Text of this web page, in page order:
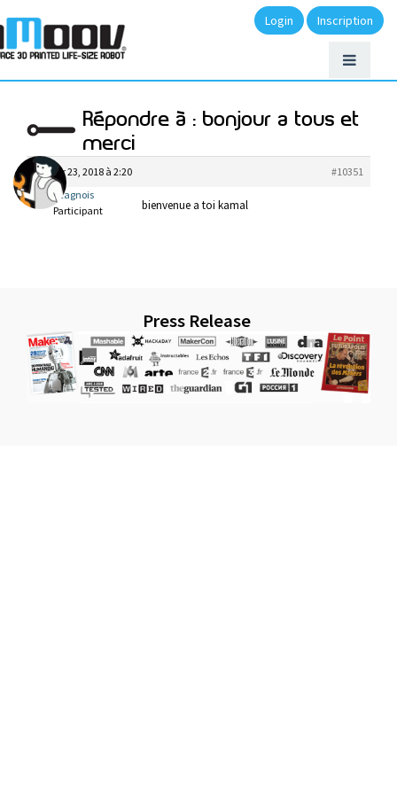
Login Inscription
Répondre à : bonjour a tous et
merci
janvier 23, 2018 à 2:20
#10351
lecagnois
Participant
bienvenue a toi kamal
Press Release